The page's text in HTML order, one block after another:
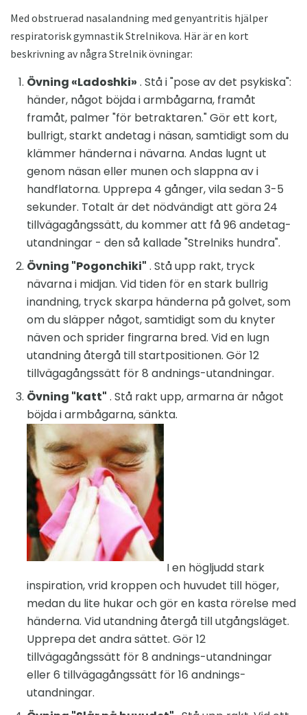
Med obstruerad nasalandning med genyantritis hjälper
respiratorisk gymnastik Strelnikova. Här är en kort
beskrivning av några Strelnik övningar:
Övning «Ladoshki» . Stå i "pose av det psykiska":
händer, något böjda i armbågarna, framåt
framåt, palmer "för betraktaren." Gör ett kort,
bullrigt, starkt andetag i näsan, samtidigt som du
klämmer händerna i nävarna. Andas lugnt ut
genom näsan eller munen och slappna av i
handflatorna. Upprepa 4 gånger, vila sedan 3-5
sekunder. Totalt är det nödvändigt att göra 24
tillvägagångssätt, du kommer att få 96 andetag-
utandningar - den så kallade "Strelniks hundra".
Övning "Pogonchiki" . Stå upp rakt, tryck
nävarna i midjan. Vid tiden för en stark bullrig
inandning, tryck skarpa händerna på golvet, som
om du släpper något, samtidigt som du knyter
näven och sprider fingrarna bred. Vid en lugn
utandning återgå till startpositionen. Gör 12
tillvägagångssätt för 8 andnings-utandningar.
Övning "katt" . Stå rakt upp, armarna är något
böjda i armbågarna, sänkta.
I en högljudd stark
inspiration, vrid kroppen och huvudet till höger,
medan du lite hukar och gör en kasta rörelse med
händerna. Vid utandning återgå till utgångsläget.
Upprepa det andra sättet. Gör 12
tillvägagångssätt för 8 andnings-utandningar
eller 6 tillvägagångssätt för 16 andnings-
utandningar.